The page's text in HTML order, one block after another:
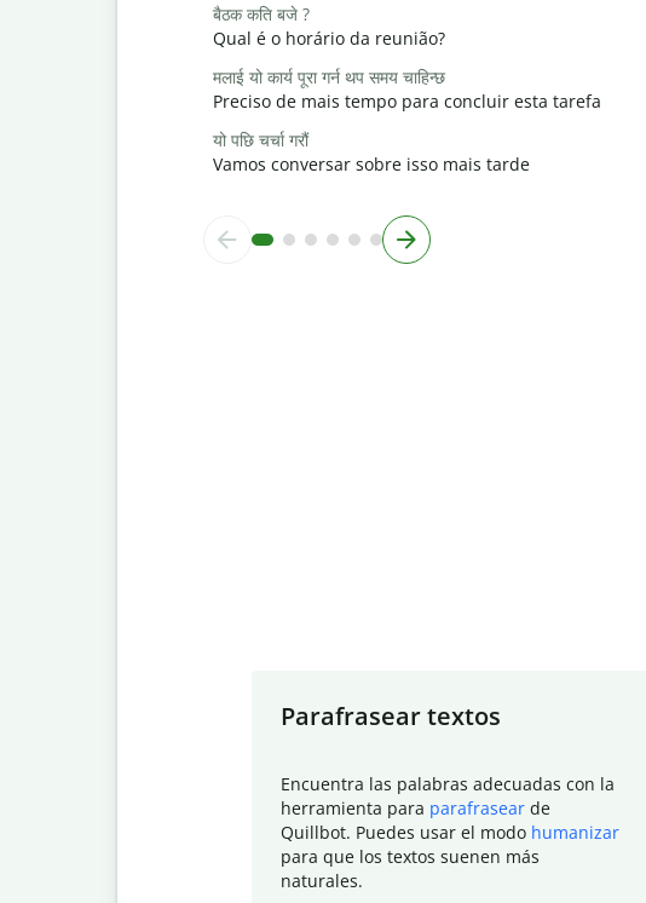
बैठक कति बजे ?
Qual é o horário da reunião?
मलाई यो कार्य पूरा गर्न थप समय चाहिन्छ
Preciso de mais tempo para concluir esta tarefa
यो पछि चर्चा गरौं
Vamos conversar sobre isso mais tarde
Parafrasear textos
Encuentra las palabras adecuadas con la
herramienta para parafrasear de
Quillbot. Puedes usar el modo humanizar
para que los textos suenen más
naturales.